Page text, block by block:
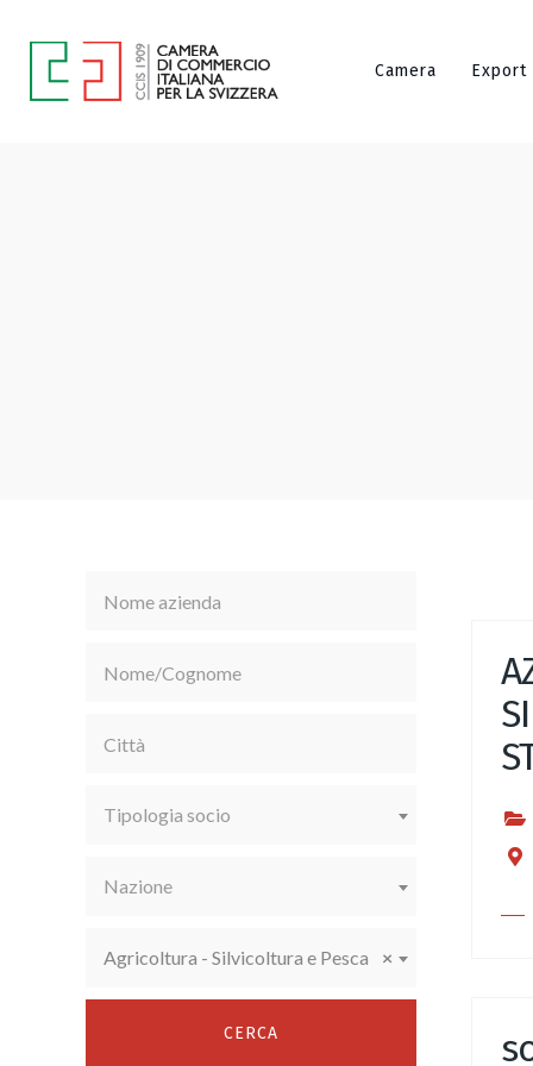
Camera Export
Tipologia socio
Nazione
×
Agricoltura - Silvicoltura e Pesca